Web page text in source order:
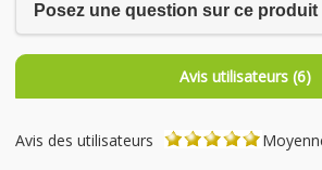
Posez une question sur ce produit
Avis utilisateurs (6)
Avis des utilisateurs